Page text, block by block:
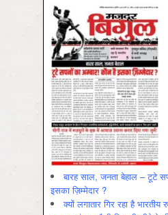
बारह साल, जनता बेहाल – टूटे
इसका ज़िम्मेदार ?
क्यों लगातार गिर रहा है भारतीय